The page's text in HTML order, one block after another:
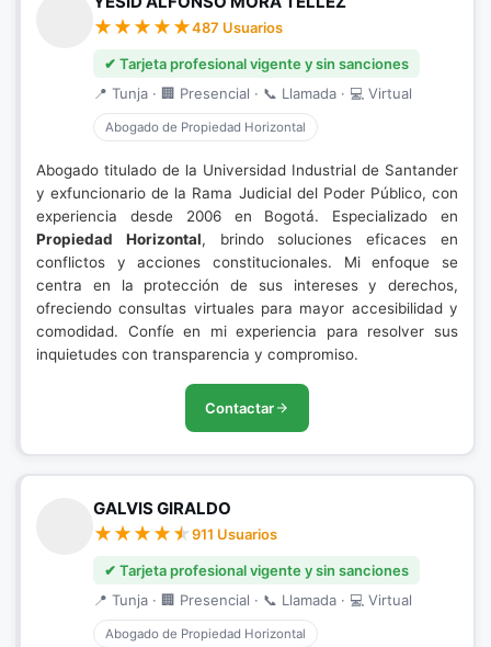
487 Usuarios
✔ Tarjeta profesional vigente y sin sanciones
📍 Tunja · 🏢 Presencial · 📞 Llamada · 💻 Virtual
Abogado de Propiedad Horizontal
Abogado titulado de la Universidad Industrial de Santander
y exfuncionario de la Rama Judicial del Poder Público, con
experiencia desde 2006 en Bogotá. Especializado en
Propiedad Horizontal, brindo soluciones eficaces en
conflictos y acciones constitucionales. Mi enfoque se
centra en la protección de sus intereses y derechos,
ofreciendo consultas virtuales para mayor accesibilidad y
comodidad. Confíe en mi experiencia para resolver sus
inquietudes con transparencia y compromiso.
Contactar
GALVIS GIRALDO
911 Usuarios
✔ Tarjeta profesional vigente y sin sanciones
📍 Tunja · 🏢 Presencial · 📞 Llamada · 💻 Virtual
Abogado de Propiedad Horizontal